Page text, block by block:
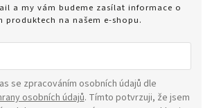
a my vám budeme zasílat informace o
produktech na našem e-shopu.
osobních údajů. Tímto potvrzuji, že jsem